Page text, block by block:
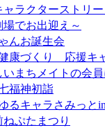
ラクターストリー
でお出迎え～
んお誕生会
康づくり 応援キ
まちメイトの会員
福神初詣
るキャラさみっと
ぷたまつり